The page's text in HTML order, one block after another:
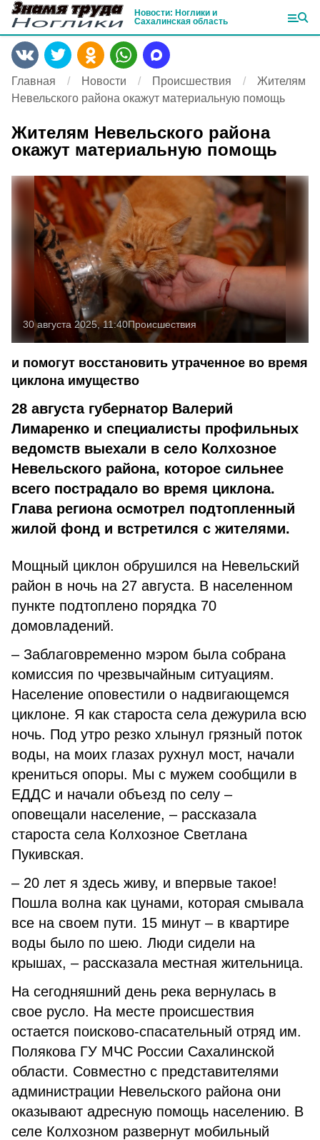
Новости: Ноглики и
Сахалинская область
Главная Новости Происшествия
Жителям
Невельского района окажут материальную помощь
Жителям Невельского района
окажут материальную помощь
30 августа 2025, 11:40Происшествия
и помогут восстановить утраченное во время
циклона имущество
28 августа губернатор Валерий
Лимаренко и специалисты профильных
ведомств выехали в село Колхозное
Невельского района, которое сильнее
всего пострадало во время циклона.
Глава региона осмотрел подтопленный
жилой фонд и встретился с жителями.
Мощный циклон обрушился на Невельский
район в ночь на 27 августа. В населенном
пункте подтоплено порядка 70
домовладений.
– Заблаговременно мэром была собрана
комиссия по чрезвычайным ситуациям.
Население оповестили о надвигающемся
циклоне. Я как староста села дежурила всю
ночь. Под утро резко хлынул грязный поток
воды, на моих глазах рухнул мост, начали
крениться опоры. Мы с мужем сообщили в
ЕДДС и начали объезд по селу –
оповещали население, – рассказала
староста села Колхозное Светлана
Пукивская.
– 20 лет я здесь живу, и впервые такое!
Пошла волна как цунами, которая смывала
все на своем пути. 15 минут – в квартире
воды было по шею. Люди сидели на
крышах, – рассказала местная жительница.
На сегодняшний день река вернулась в
свое русло. На месте происшествия
остается поисково-спасательный отряд им.
Полякова ГУ МЧС России Сахалинской
области. Совместно с представителями
администрации Невельского района они
оказывают адресную помощь населению. В
селе Колхозном развернут мобильный